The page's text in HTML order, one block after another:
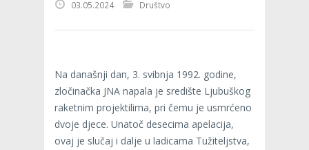
03.05.2024 Društvo
Na današnji dan, 3. svibnja 1992. godine,
zločinačka JNA napala je središte Ljubuškog
raketnim projektilima, pri čemu je usmrćeno
dvoje djece. Unatoč desecima apelacija,
ovaj je slučaj i dalje u ladicama Tužiteljstva,